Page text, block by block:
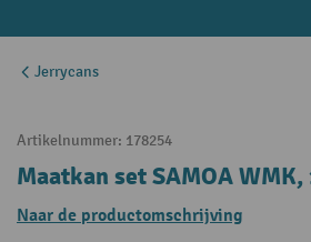
Jerrycans
Artikelnummer: 178254
Maatkan set SAMOA
Naar de productomschrijving